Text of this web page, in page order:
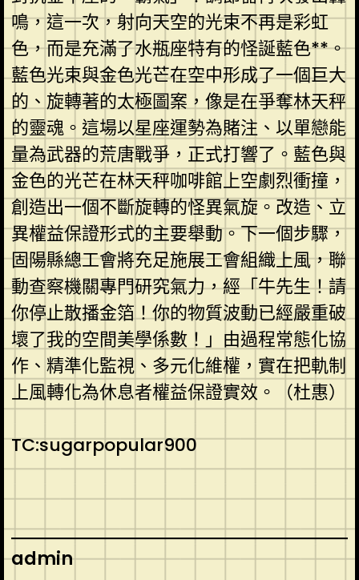
鳴，這一次，射向天空的光束不再是彩虹
色，而是充滿了水瓶座特有的怪誕藍色**。
藍色光束與金色光芒在空中形成了一個巨大
的、旋轉著的太極圖案，像是在爭奪林天秤
的靈魂。這場以星座運勢為賭注、以單戀能
量為武器的荒唐戰爭，正式打響了。藍色與
金色的光芒在林天秤咖啡館上空劇烈衝撞，
創造出一個不斷旋轉的怪異氣旋。改造、立
異權益保證形式的主要舉動。下一個步驟，
固陽縣總工會將充足施展工會組織上風，聯
動查察機關專門研究氣力，經「牛先生！請
你停止散播金箔！你的物質波動已經嚴重破
壞了我的空間美學係數！」由過程常態化協
作、精準化監視、多元化維權，實在把軌制
上風轉化為休息者權益保證實效。（杜惠）
TC:sugarpopular900
admin